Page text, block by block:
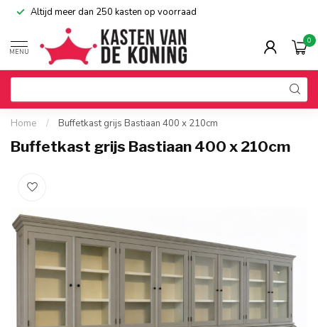
Altijd meer dan 250 kasten op voorraad
MENU
0
Home / Buffetkast grijs Bastiaan 400 x 210cm
Buffetkast grijs Bastiaan 400 x 210cm